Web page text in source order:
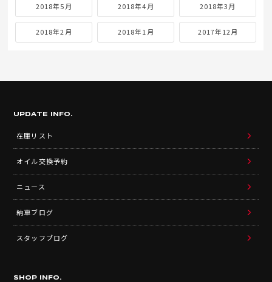
2018年5月 2018年4月 2018年3月
2018年2月 2018年1月 2017年12月
UPDATE INFO.
在庫リスト
オイル交換予約
ニュース
納車ブログ
スタッフブログ
SHOP INFO.